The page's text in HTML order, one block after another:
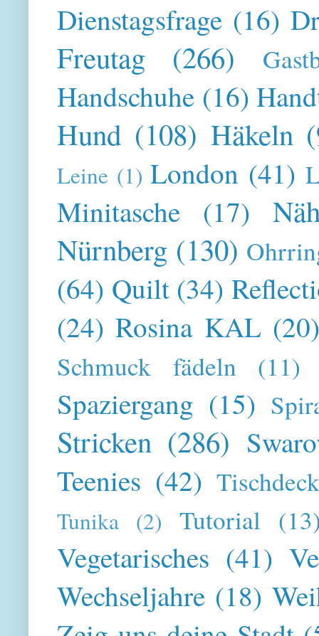
Dienstagsfrage (16)
Freutag (266)
Handschuhe (16)
Hund (108) Häkeln
Leine (1) London (41)
Minitasche (17)
Nürnberg (130)
(64) Quilt (34)
(24) Rosina KAL
Schmuck fädeln (11)
Spaziergang (15)
Stricken (286)
Teenies (42)
Tunika (2) Tutorial
Vegetarisches (41)
Wechseljahre (18)